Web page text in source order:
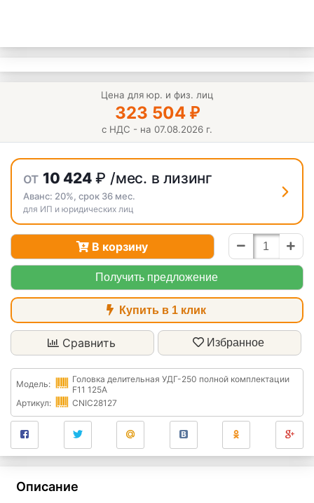
Цена для юр. и физ. лиц
323 504 ₽
с НДС - на 07.08.2026 г.
от 10 424₽ /мес. в лизинг
Аванс: 20% , срок 36мес.
для ИП и юридических лиц
В корзину
Получить предложение
Купить в 1 клик
Сравнить Избранное
Модель:
Головка делительная УДГ-250 полной комплектации
F11 125А
Артикул:
CNIC28127
Описание